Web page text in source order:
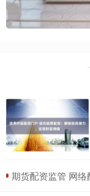
期货配资监管 网